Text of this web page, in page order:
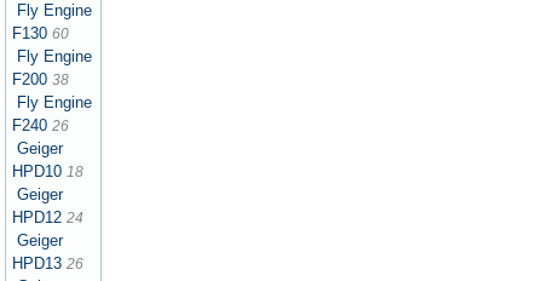
Fly Engine
F130 60
Fly Engine
F200 38
Fly Engine
F240 26
Geiger
HPD10 18
Geiger
HPD12 24
Geiger
HPD13 26